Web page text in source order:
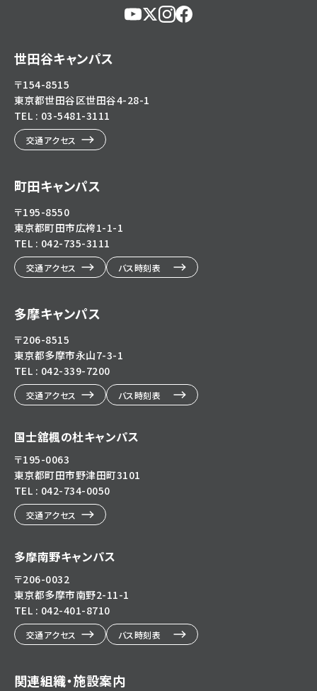
世田谷キャンパス
〒154-8515
東京都世田谷区世田谷4-28-1
TEL : 03-5481-3111
交通アクセス
町田キャンパス
〒195-8550
東京都町田市広袴1-1-1
TEL : 042-735-3111
交通アクセス バス時刻表
多摩キャンパス
〒206-8515
東京都多摩市永山7-3-1
TEL : 042-339-7200
交通アクセス バス時刻表
国士舘楓の杜キャンパス
〒195-0063
東京都町田市野津田町3101
TEL : 042-734-0050
交通アクセス
多摩南野キャンパス
〒206-0032
東京都多摩市南野2-11-1
TEL : 042-401-8710
交通アクセス バス時刻表
関連組織・施設案内